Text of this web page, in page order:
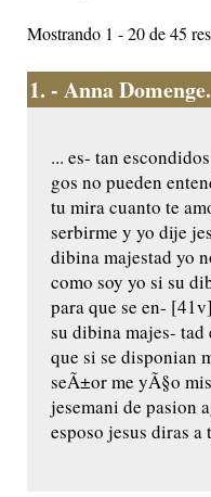
Mostrando 1 - 20 de 45
1. - Anna
... es- tan
gos no pueden
tu mira cuanto te
serbirme y yo dije
dibina majestad yo
como soy yo si su
para que se en-
su dibina majes- tad
que si se disponian
seÃ±or me yÃ§o
jesemani de pasion
esposo jesus diras a